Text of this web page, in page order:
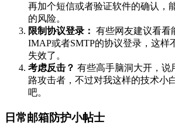
再加个短信或者验证软件的确认，
的风险。
限制协议登录： 有些网友建议看看
IMAP或者SMTP的协议登录，这样
失效了。
考虑反击？ 有些高手脑洞大开，说
路攻击者，不过对我这样的技术小
吧。
日常邮箱防护小帖士